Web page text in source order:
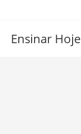
conteúdo
Ensinar Hoje